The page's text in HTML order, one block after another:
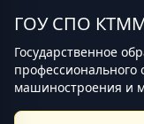
ГОУ СПО
Государственное
профессионального
машиностроения и